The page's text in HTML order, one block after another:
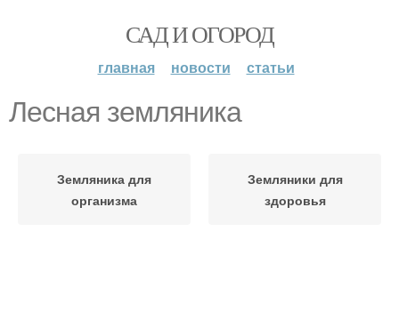
САД И ОГОРОД
главная новости статьи
Лесная земляника
Земляника для
организма
Земляники для
здоровья